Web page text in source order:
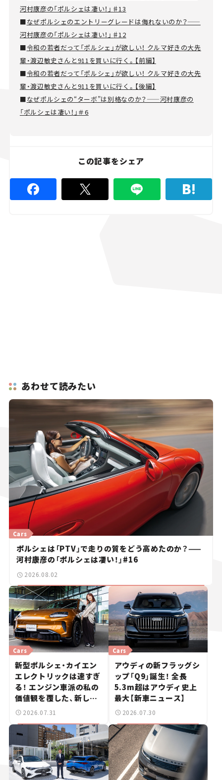
河村康彦の「ポルシェは凄い！」♯13
■なぜポルシェのエントリーグレードは侮れないのか？——
河村康彦の「ポルシェは凄い！」♯12
■令和の若者だって「ポルシェ」が欲しい！ クルマ好きの大先
輩・渡辺敏史さんと911を買いに行く。【前編】
■令和の若者だって「ポルシェ」が欲しい！ クルマ好きの大先
輩・渡辺敏史さんと911を買いに行く。【後編】
■なぜポルシェの“ターボ”は別格なのか？——河村康彦の
「ポルシェは凄い！」＃6
この記事をシェア
あわせて読みたい
Cars
ポルシェは「PTV」で走りの質をどう高めたのか？——
河村康彦の「ポルシェは凄い！」#16
2026.08.02
Cars
新型ポルシェ・カイエン
エレクトリックは速すぎ
る！ エンジン車派の私の
価値観を覆した、新しい
ポルシェの走り。
2026.07.31
Cars
アウディの新フラッグシ
ップ「Q9」誕生！ 全長
5.3m超はアウディ史上
最大【新車ニュース】
2026.07.30